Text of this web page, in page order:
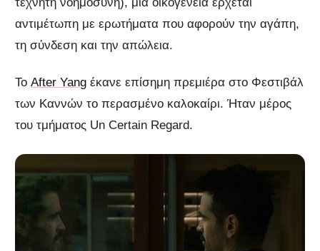
αντιμέτωπη με ερωτήματα που αφορούν την αγάπη,
τη σύνδεση και την απώλεια.
Το After Yang έκανε επίσημη πρεμιέρα στο Φεστιβάλ
των Καννών το περασμένο καλοκαίρι. Ήταν μέρος
του τμήματος Un Certain Regard.